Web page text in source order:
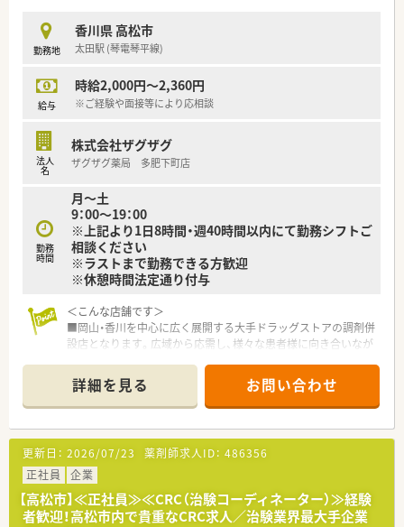
＜こんな方にもオススメ＞
■就業時間に制限のある方
■小児科に興味のある方
勤務地
香川県 高松市
太田駅 (琴電琴平線)
給与
時給2,000円～2,360円
※ご経験や面接等により応相談
法人
名
株式会社ザグザグ
ザグザグ薬局 多肥下町店
勤務
時間
月～土
9：00～19：00
※上記より1日8時間・週40時間以内にて勤務シフトご
相談ください
※ラストまで勤務できる方歓迎
※休憩時間法定通り付与
＜こんな店舗です＞
■岡山・香川を中心に広く展開する大手ドラッグストアの調剤併
設店となります。広域から応需し、様々な患者様に向き合いなが
■大手チェーンならではの福利厚生、調剤設備、教育制度が整い
お仕事しやすい環境です。
■広域からの処方箋に対応している店舗です。枚数は比較的落
ち着いており、ゆったりとお仕事することが可能です。
〈会社の特徴〉
■中四国に200店舗以上展開する大手ドラッグストアです。さら
に増加中で成長性がある企業です。
■近年、関西方面にも店舗展開をしています。
■ドラッグストア併設調剤薬局を40店舗以上展開。
詳細を見る お問い合わせ
更新日： 2026/07/23 薬剤師求人ID： 486356
正社員
企業
【高松市】≪正社員≫≪CRC（治験コーディネーター）≫経験
者歓迎！高松市内で貴重なCRC求人／治験業界最大手企業